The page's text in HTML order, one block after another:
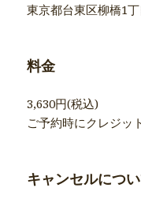
東京都台東区柳橋1
料金
3,630円(税込)
ご予約時にクレジッ
キャンセルにつ